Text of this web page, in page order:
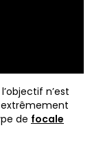
n’est
extrêmement
de focale